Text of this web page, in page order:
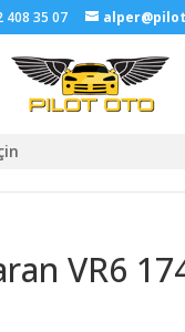
408 35 07
VR6